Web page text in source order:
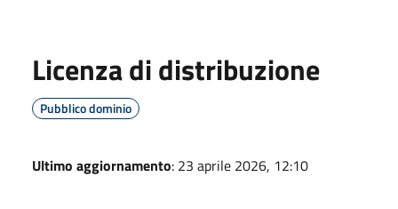
Licenza di distribuzione
Pubblico dominio
Ultimo aggiornamento: 23 aprile 2026, 12:10